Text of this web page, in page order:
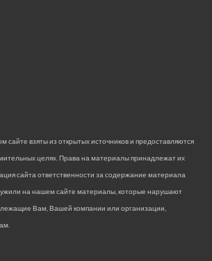
сайте взяты из открытых источников и предоставляются
целях. Права на материалы принадлежат их
сайта ответственности за содержание материала
на нашем сайте материалы, которые нарушают
Вам, Вашей компании или организации,